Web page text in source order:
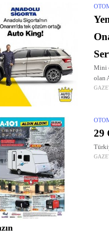
Mini
olan
yeni
29